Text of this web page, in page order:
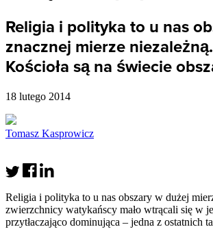
Religia i polityka to u nas
znacznej mierze
Kościoła są na świecie
18 lutego 2014
Tomasz Kasprowicz
Religia i polityka to u nas obszary w dużej
zwierzchnicy watykańscy mało wtrącali się w
przytłaczająco dominująca – jedna z